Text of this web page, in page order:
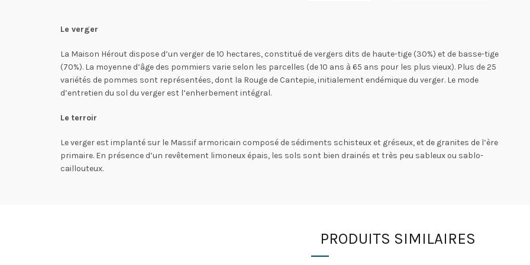
Le verger
La Maison Hérout dispose d’un verger de 10 hectares, constitué de vergers dits de haute-tige (30%) et de basse-tige
(70%). La moyenne d’âge des pommiers varie selon les parcelles (de 10 ans à 65 ans pour les plus vieux). Plus de 25
variétés de pommes sont représentées, dont la Rouge de Cantepie, initialement endémique du verger. Le mode
d’entretien du sol du verger est l’enherbement intégral.
Le terroir
Le verger est implanté sur le Massif armoricain composé de sédiments schisteux et gréseux, et de granites de l’ère
primaire. En présence d’un revêtement limoneux épais, les sols sont bien drainés et très peu sableux ou sablo-
caillouteux.
PRODUITS SIMILAIRES